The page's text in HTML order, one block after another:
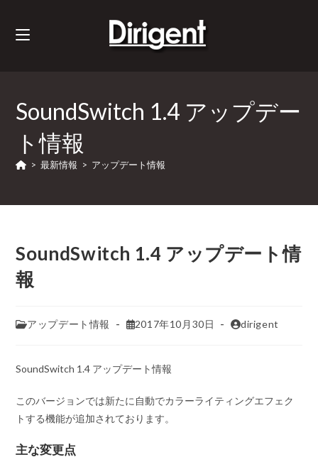
SoundSwitch 1.4 アップデー
ト情報
> 最新情報 > アップデート情報
SoundSwitch 1.4 アップデート情
報
アップデート情報 2017年10月30日 dirigent
SoundSwitch 1.4 アップデート情報
このバージョンでは新たに自動でカラーライティングエフェク
トする機能が追加されております。
主な変更点